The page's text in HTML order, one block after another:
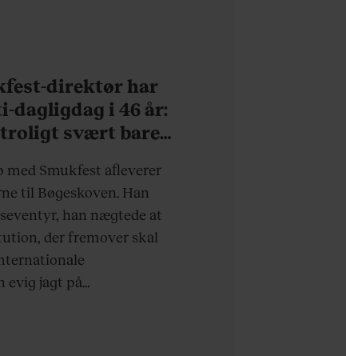
direktør har
dagligdag i 46 år:
svært bare
med Smukfest afleverer
til Bøgeskoven. Han
han nægtede at
der fremover skal
evig jagt på